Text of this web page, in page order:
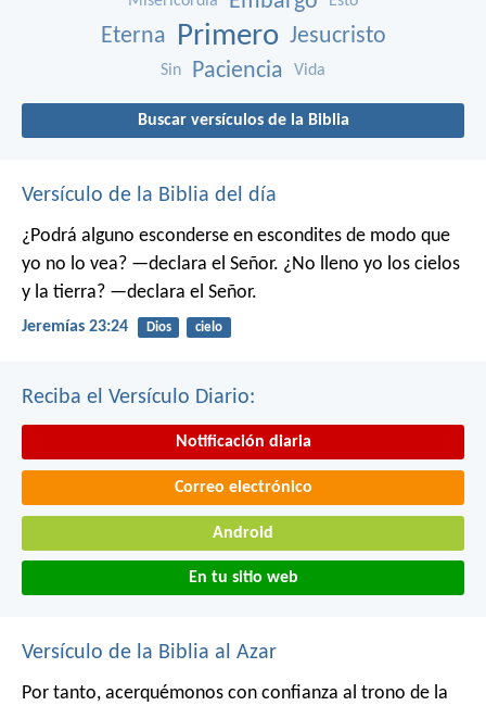
Eterna Primero Jesucristo
Sin Paciencia Vida
Buscar versículos de la Biblia
Versículo de la Biblia del día
¿Podrá alguno esconderse en escondites de modo que
yo no lo vea? —declara el Señor. ¿No lleno yo los cielos
y la tierra? —declara el Señor.
Jeremías 23:24 Dios cielo
Reciba el Versículo Diario:
Notificación diaria
Correo electrónico
Android
En tu sitio web
Versículo de la Biblia al Azar
Por tanto, acerquémonos con confianza al trono de la